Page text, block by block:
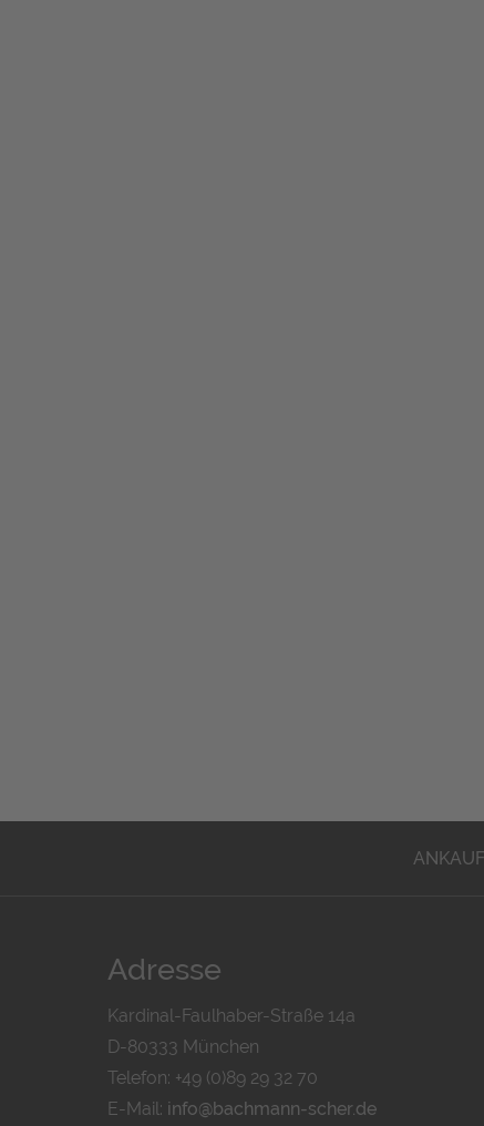
ANKAUF
Adresse
Kardinal-Faulhaber-Straße 14a
D-80333 München
Telefon: +49 (0)89 29 32 70
E-Mail: info@bachmann-scher.de